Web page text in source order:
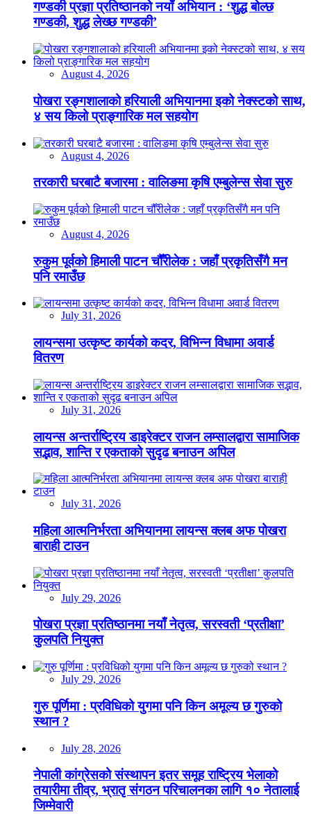
गण्डकी प्रज्ञा प्रतिष्ठानको नयाँ अभियान : ‘शुद्ध बोल्छ
गण्डकी, शुद्ध लेख्छ गण्डकी’
August 4, 2026
पोखरा रङ्गशालाको हरियाली अभियानमा इको नेक्स्टको साथ,
४ सय किलो प्राङ्गारिक मल सहयोग
August 4, 2026
तरकारी घरबाटै बजारमा : वालिङमा कृषि एम्बुलेन्स सेवा सुरु
August 4, 2026
रुकुम पूर्वको हिमाली पाटन चौँरीलेक : जहाँ प्रकृतिसँगै मन
पनि रमाउँछ
July 31, 2026
लायन्समा उत्कृष्ट कार्यको कदर, विभिन्न विधामा अवार्ड
वितरण
July 31, 2026
लायन्स अन्तर्राष्ट्रिय डाइरेक्टर राजन लम्सालद्वारा सामाजिक
सद्भाव, शान्ति र एकताको सुदृढ बनाउन अपिल
July 31, 2026
महिला आत्मनिर्भरता अभियानमा लायन्स क्लब अफ पोखरा
बाराही टाउन
July 29, 2026
पोखरा प्रज्ञा प्रतिष्ठानमा नयाँ नेतृत्व, सरस्वती ‘प्रतीक्षा’
कुलपति नियुक्त
July 29, 2026
गुरु पूर्णिमा : प्रविधिको युगमा पनि किन अमूल्य छ गुरुको
स्थान ?
July 28, 2026
नेपाली कांग्रेसको संस्थापन इतर समूह राष्ट्रिय भेलाको
तयारीमा तीव्र, भ्रातृ संगठन परिचालनका लागि १० नेतालाई
जिम्मेवारी